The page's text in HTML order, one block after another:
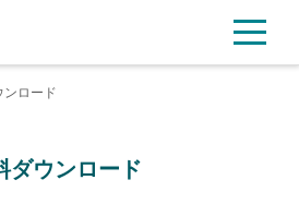
ンロード
ダウンロード